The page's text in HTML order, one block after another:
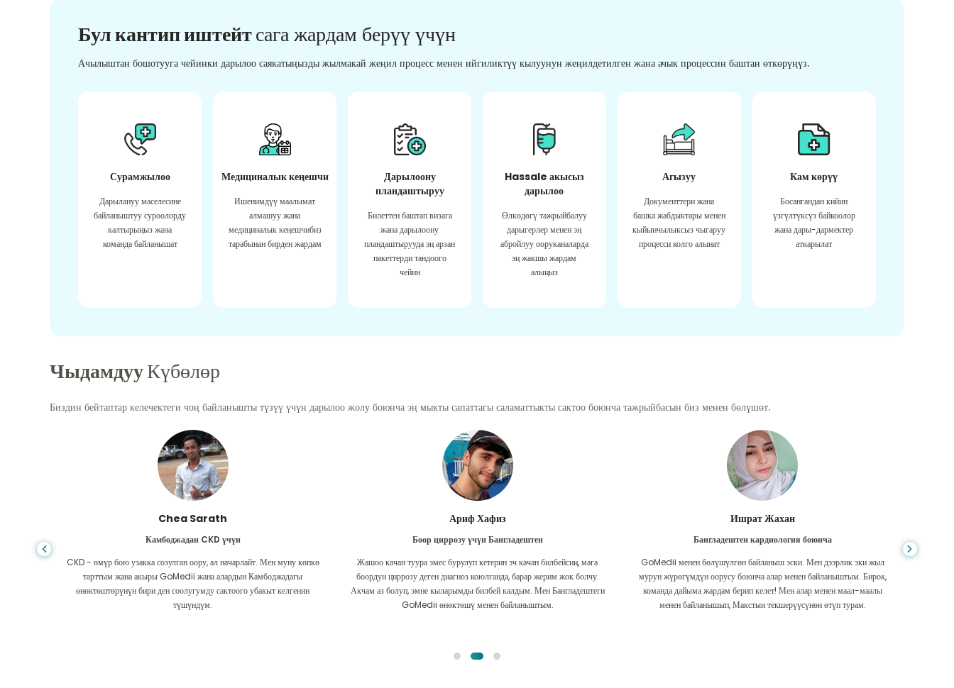
Бул кантип иштейтсага жардам берүү үчүн
Ачылыштан бошотууга чейинки дарылоо саякатыңызды жылмакай жеңил процесс менен ийгиликтүү кылуунун жеңилдетилген жана ачык процессин баштан өткөрүңүз.
Сурамжылоо
Дарылануу маселесине
байланыштуу суроолорду
калтырыңыз жана
команда байланышат
Медициналык кеңешчи
Ишенимдүү маалымат
алмашуу жана
медициналык кеңешчибиз
тарабынан бирден жардам
Дарылоону
пландаштыруу
Билеттен баштап визага
жана дарылоону
пландаштырууда эң арзан
пакеттерди тандоого
чейин
Hassale акысыз
дарылоо
Өлкөдөгү тажрыйбалуу
дарыгерлер менен эң
абройлуу ооруканаларда
эң жакшы жардам
алыңыз
Агызуу
Документтери жана
башка жабдыктары менен
кыйынчылыксыз чыгаруу
процесси колго алынат
Кам көрүү
Босангандан кийин
үзгүлтүксүз байкоолор
жана дары-дармектер
аткарылат
ЧыдамдууКүбөлөр
Биздин бейтаптар келечектеги чоң байланышты түзүү үчүн дарылоо жолу боюнча эң мыкты сапаттагы саламаттыкты сактоо боюнча тажрыйбасын биз менен бөлүшөт.
Chea Sarath
Камбоджадан CKD үчүн
CKD - өмүр бою узакка созулган оору, ал начарлайт. Мен муну көпкө
тарттым жана акыры GoMedii жана алардын Камбоджадагы
өнөктөштөрүнүн бири ден соолугумду сактоого убакыт келгенин
түшүндүм.
Ариф Хафиз
Боор циррозу үчүн Бангладештен
Жашоо качан туура эмес бурулуп кетерин эч качан билбейсиң, мага
боордун циррозу деген диагноз коюлганда, барар жерим жок болчу.
Акчам аз болуп, эмне кыларымды билбей калдым. Мен Бангладештеги
GoMedii өнөктөшү менен байланыштым.
Ишрат Жахан
Бангладештен кардиология боюнча
GoMedii менен бөлүшүлгөн байланыш эски. Мен дээрлик эки жыл
мурун жүрөгүмдүн оорусу боюнча алар менен байланыштым. Бирок,
команда дайыма жардам берип келет! Мен алар менен маал-маалы
менен байланышып, Макстын текшерүүсүнөн өтүп турам.